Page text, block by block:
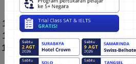
Terapi dan Rehabilitasi
Sastra
Farmasi
Sains
Selain beberapa bidang studi yang